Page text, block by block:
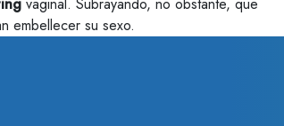
vaginal. Subrayando, no obstante, que
embellecer su sexo.